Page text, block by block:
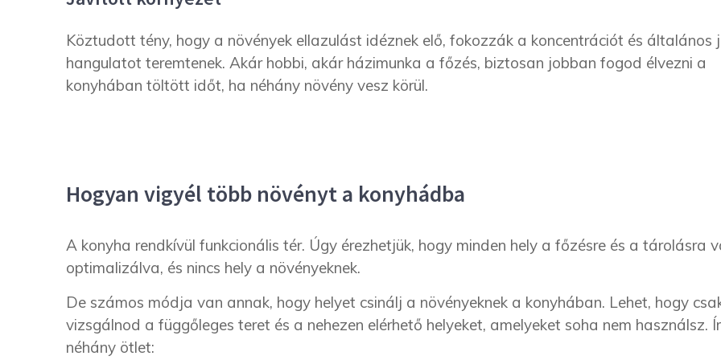
Köztudott tény, hogy a növények ellazulást idéznek elő, fokozzák a koncentrációt és általános
hangulatot teremtenek. Akár hobbi, akár házimunka a főzés, biztosan jobban fogod élvezni a
konyhában töltött időt, ha néhány növény vesz körül.
Hogyan vigyél több növényt a konyhádba
A konyha rendkívül funkcionális tér. Úgy érezhetjük, hogy minden hely a főzésre és a tárolásra
optimalizálva, és nincs hely a növényeknek.
De számos módja van annak, hogy helyet csinálj a növényeknek a konyhában. Lehet, hogy
vizsgálnod a függőleges teret és a nehezen elérhető helyeket, amelyeket soha nem használsz.
néhány ötlet: